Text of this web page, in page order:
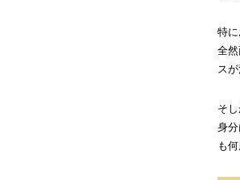
特
全
スが
そ
身
も